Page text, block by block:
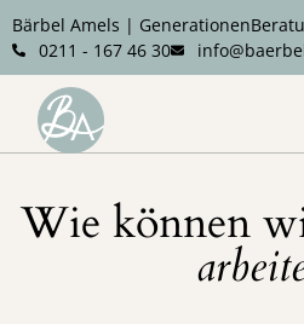
Bärbel Amels |
0211 - 167 46 30
Wie können